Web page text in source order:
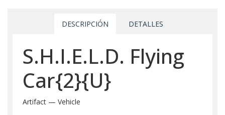
DESCRIPCIÓN DETALLES
S.H.I.E.L.D. Flying
Car{2}{U}
Artifact — Vehicle